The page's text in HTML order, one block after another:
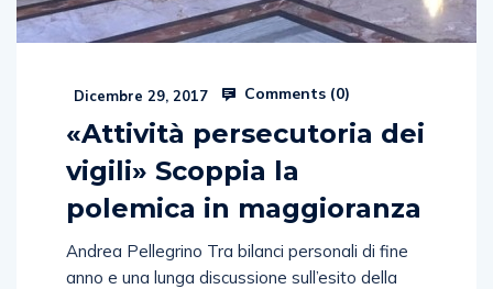
Dicembre 29, 2017 Comments (0)
«Attività persecutoria dei
vigili» Scoppia la
polemica in maggioranza
Andrea Pellegrino Tra bilanci personali di fine
anno e una lunga discussione sull’esito della